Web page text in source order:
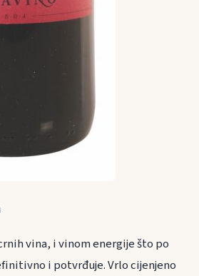
vina, i vinom energije što po
i potvrđuje. Vrlo cijenjeno